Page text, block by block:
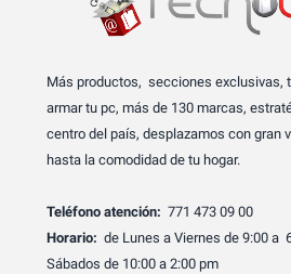
Más productos, secciones exclusivas,
armar tu pc, más de 130 marcas,
centro del país, desplazamos con gran
hasta la comodidad de tu hogar.
Teléfono atención: 771 473 09 00
Horario: de Lunes a Viernes de 9:00 a
Sábados de 10:00 a 2:00 pm